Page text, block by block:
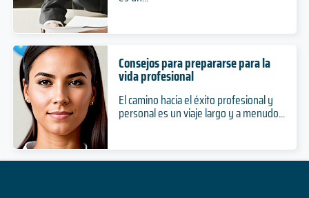
Consejos para prepararse para la
vida profesional
El camino hacia el éxito profesional y
personal es un viaje largo y a menudo...